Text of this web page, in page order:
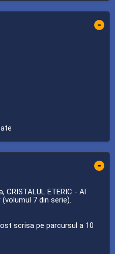
-
-
CRISTALUL ETERIC - Al
7 din serie).
scrisa pe parcursul a 10